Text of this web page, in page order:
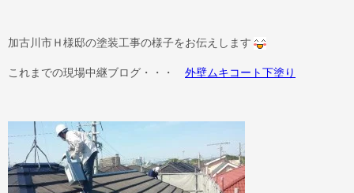
加古川市Ｈ様邸の塗装工事の様子をお伝えします
これまでの現場中継ブログ・・・ 外壁ムキコート下塗り